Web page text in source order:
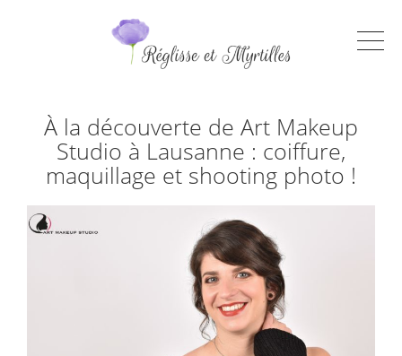
À la découverte de Art Makeup
Studio à Lausanne : coiffure,
maquillage et shooting photo !